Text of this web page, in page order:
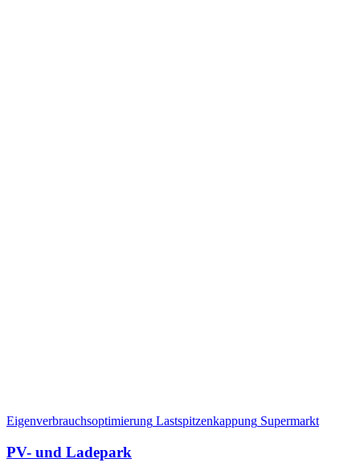
Eigenverbrauchsoptimierung Lastspitzenkappung Supermarkt
PV- und Ladepark